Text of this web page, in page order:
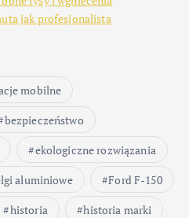
jak profesjonalista
mobilne
bezpieczeństwo
ekologiczne rozwiązania
aluminiowe
Ford F-150
historia
historia marki